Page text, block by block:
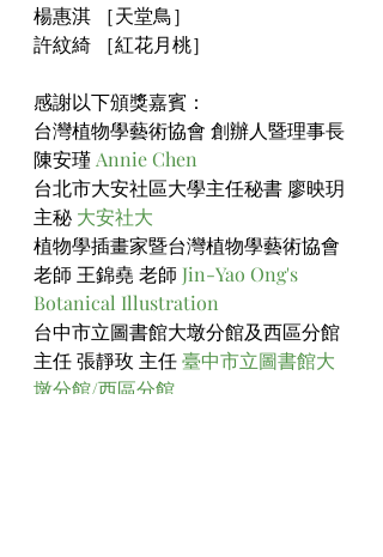
楊惠淇 ［天堂鳥］
許紋綺 ［紅花月桃］
感謝以下頒獎嘉賓：
台灣植物學藝術協會 創辦人暨理事長
陳安瑾 Annie Chen
台北市大安社區大學主任秘書 廖映玥
主秘 大安社大
植物學插畫家暨台灣植物學藝術協會
老師 王錦堯 老師 Jin-Yao Ong's
Botanical Illustration
台中市立圖書館大墩分館及西區分館
主任 張靜玫 主任 臺中市立圖書館大
墩分館/西區分館